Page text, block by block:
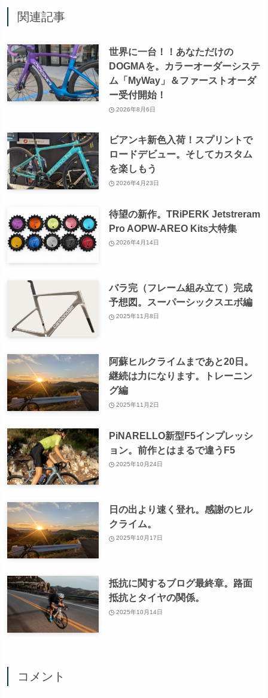
関連記事
世界に一台！！あなただけの
DOGMAを。カラーオーダーシステ
ム「MyWay」＆ファーストオーダ
ー受付開始！
2026年8月6日
ビアンキ新色入荷！スプリントで
ロードデビュー。そしてカスタム
を楽しもう
2026年4月23日
待望の新作。TRiPERK Jetstreram
Pro AOPW-AREO Kits大特集
2026年4月14日
バラ完（フレーム組み立て）完成
予想図。スーパーシックスエボ編
2025年11月8日
阿蘇ヒルクライムまであと20日。
継続は力になります。トレーニン
グ編
2025年11月2日
PiNARELLO新型F5インプレッシ
ョン。前作とはまるで違うF5
2025年10月24日
日の出より速く登れ。感謝のヒル
クライム。
2025年10月17日
抵抗に関するブログ最終章。路面
抵抗とタイヤの関係。
2025年10月14日
コメント